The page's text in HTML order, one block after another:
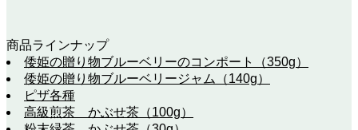
商品ラインナップ
倭姫の贈り物ブルーベリーのコンポート（350g）
倭姫の贈り物ブルーベリージャム（140g）
ピザ各種
高級煎茶 かぶせ茶（100g）